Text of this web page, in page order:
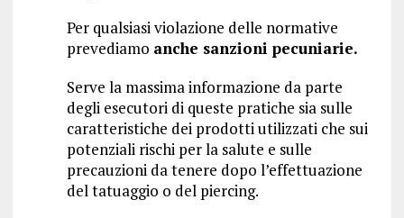
Per qualsiasi violazione delle normative
prevediamo anche sanzioni pecuniarie.
Serve la massima informazione da parte
degli esecutori di queste pratiche sia sulle
caratteristiche dei prodotti utilizzati che sui
potenziali rischi per la salute e sulle
precauzioni da tenere dopo l’effettuazione
del tatuaggio o del piercing.